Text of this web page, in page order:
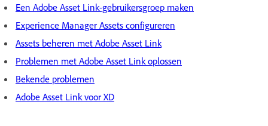
Een Adobe Asset Link-gebruikersgroep maken
Experience Manager Assets configureren
Assets beheren met Adobe Asset Link
Problemen met Adobe Asset Link oplossen
Bekende problemen
Adobe Asset Link voor XD